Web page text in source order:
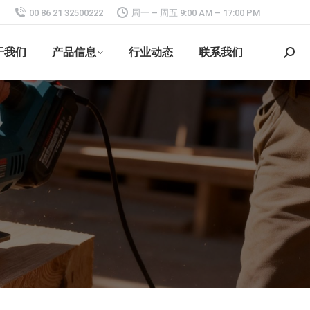
00 86 21 32500222 周一 – 周五 9:00 AM – 17:00 PM
我们 产品信息 行业动态 联系我们
搜